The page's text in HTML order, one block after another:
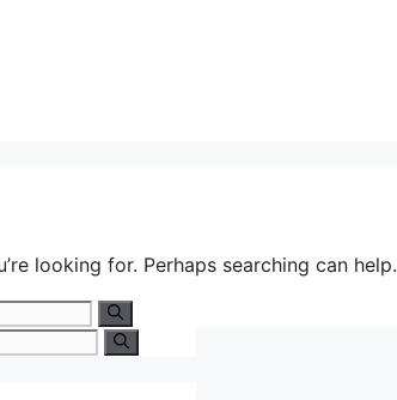
looking for. Perhaps searching can help.